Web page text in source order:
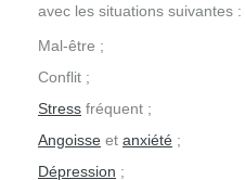
avec les situations suivantes :
Mal-être ;
Conflit ;
Stress fréquent ;
Angoisse et anxiété ;
Dépression ;